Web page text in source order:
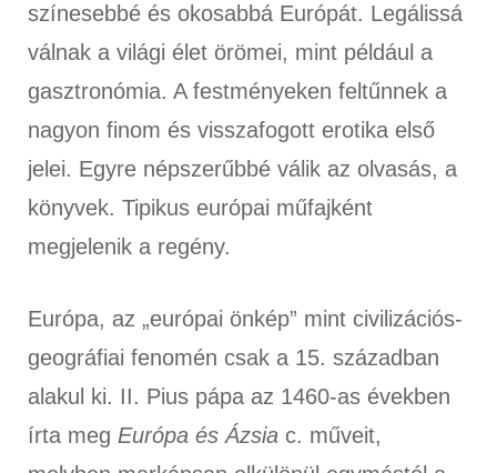
színesebbé és okosabbá Európát. Legálissá
válnak a világi élet örömei, mint például a
gasztronómia. A festményeken feltűnnek a
nagyon finom és visszafogott erotika első
jelei. Egyre népszerűbbé válik az olvasás, a
könyvek. Tipikus európai műfajként
megjelenik a regény.
Európa, az „európai önkép” mint civilizációs-
geográfiai fenomén csak a 15. században
alakul ki. II. Pius pápa az 1460-as években
írta meg Európa és Ázsia c. műveit,